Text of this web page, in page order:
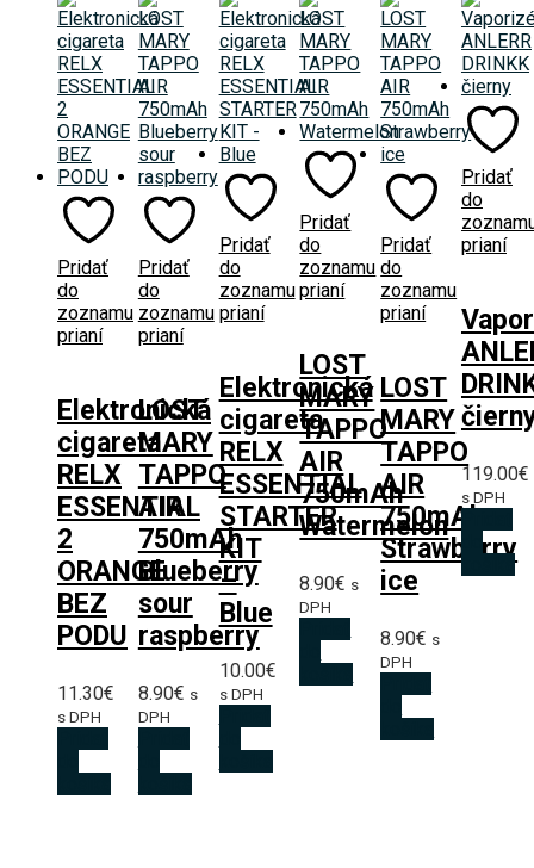
Pridať
do
zoznamu
prianí
Elektronická
cigareta
RELX
ESSENTIAL
2
ORANGE
BEZ
PODU
11.30€
s DPH
Pridať
do
zoznamu
prianí
LOST
MARY
TAPPO
AIR
750mAh
Blueberry
sour
raspberry
8.90€ s
DPH
Pridať
do
zoznamu
prianí
Elektronická
cigareta
RELX
ESSENTIAL
STARTER
KIT
–
Blue
10.00€
s DPH
Pridať
do
zoznamu
prianí
LOST
MARY
TAPPO
AIR
750mAh
Watermelon
8.90€ s
DPH
Pridať
do
zoznamu
prianí
LOST
MARY
TAPPO
AIR
750mAh
Strawberry
ice
8.90€ s
DPH
Pridať
do
prianí
119.00€
s DPH
Pridať
do
košíka